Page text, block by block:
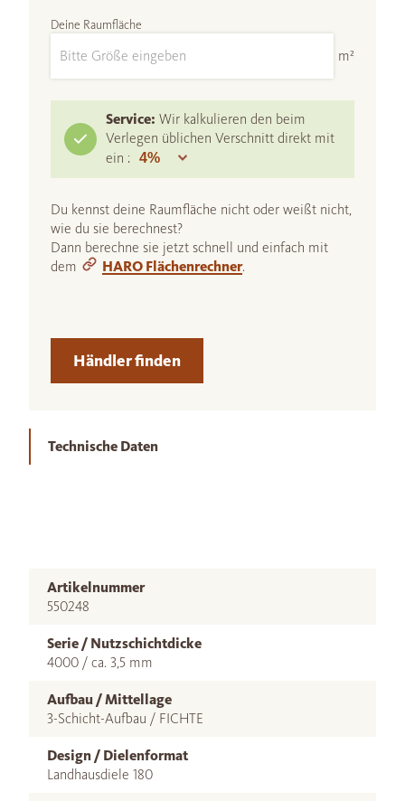
Deine Raumfläche
m²
Service: Wir kalkulieren den beim
Verlegen üblichen Verschnitt direkt mit
ein :
Du kennst deine Raumfläche nicht oder weißt nicht,
wie du sie berechnest?
Dann berechne sie jetzt schnell und einfach mit
dem
HARO Flächenrechner.
Händler finden
Technische Daten
Artikelnummer
550248
Serie / Nutzschichtdicke
4000 / ca. 3,5 mm
Aufbau / Mittellage
3-Schicht-Aufbau / FICHTE
Design / Dielenformat
Landhausdiele 180